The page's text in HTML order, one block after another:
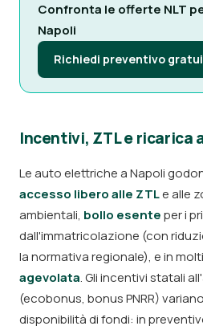
Confronta le offerte NLT
Napoli
Richiedi preventivo
Incentivi, ZTL e ricarica
Le auto elettriche a Napoli
accesso libero alle ZTLe alle
ambientali, bollo esenteper i
dall'immatricolazione (con
la normativa regionale), e in
agevolata. Gli incentivi statali
(ecobonus, bonus PNRR)
disponibilità di fondi: in